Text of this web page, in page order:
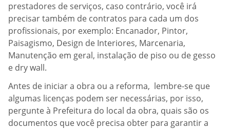
prestadores de serviços, caso contrário, você irá
precisar também de contratos para cada um dos
profissionais, por exemplo: Encanador, Pintor,
Paisagismo, Design de Interiores, Marcenaria,
Manutenção em geral, instalação de piso ou de gesso
e dry wall.
Antes de iniciar a obra ou a reforma, lembre-se que
algumas licenças podem ser necessárias, por isso,
pergunte à Prefeitura do local da obra, quais são os
documentos que você precisa obter para garantir a